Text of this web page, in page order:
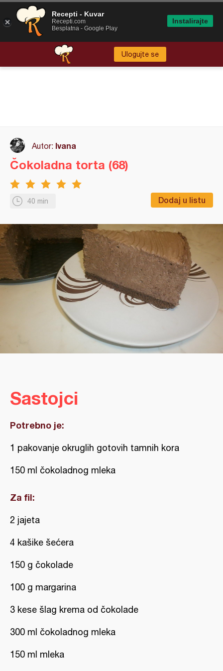
Ulogujte se
Autor: Ivana
40 min Dodaj u listu
Čokoladna torta (68)
Sastojci
Potrebno je:
1 pakovanje okruglih gotovih tamnih kora
150 ml čokoladnog mleka
Za fil:
2 jajeta
4 kašike šećera
150 g čokolade
100 g margarina
3 kese šlag krema od čokolade
300 ml čokoladnog mleka
150 ml mleka
Recepti - Kuvar
Recepti.com
Besplatna - Google Play
Instalirajte